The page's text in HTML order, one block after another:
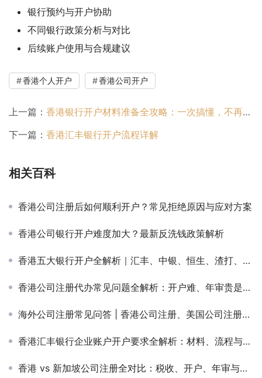
银行预约与开户协助
不同银行政策分析与对比
后续账户使用与合规建议
香港个人开户 香港公司开户
上一篇： 香港银行开户材料准备全攻略：一次搞懂，不再踩坑！
下一篇： 香港汇丰银行开户流程详解
相关百科
香港公司注册后如何顺利开户？常见拒绝原因与应对方案
香港公司银行开户难度加大？最新反洗钱政策解析
香港五大银行开户全解析｜汇丰、中银、恒生、渣打、东亚开户对比指南
香港公司注册代办常见问题全解析：开户难、年审贵是真的吗？
海外公司注册常见问答 | 香港公司注册、美国公司注册、BVI公司对比全攻略
香港汇丰银行企业账户开户要求全解析：材料、流程与通过率提升指南
香港 vs 新加坡公司注册全对比：税收、开户、年审与维护成本分析